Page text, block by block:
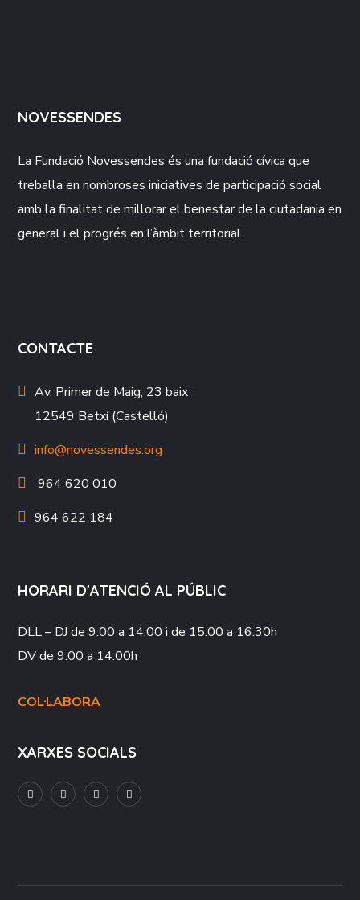
NOVESSENDES
La Fundació Novessendes és una fundació cívica que
treballa en nombroses iniciatives de participació social
amb la finalitat de millorar el benestar de la ciutadania en
general i el progrés en l’àmbit territorial.
CONTACTE
Av. Primer de Maig, 23 baix
12549 Betxí (Castelló)
info@novessendes.org
964 620 010
964 622 184
HORARI D'ATENCIÓ AL PÚBLIC
DLL – DJde 9:00 a 14:00 i de 15:00 a 16:30h
DVde 9:00 a 14:00h
COL·LABORA
XARXES SOCIALS